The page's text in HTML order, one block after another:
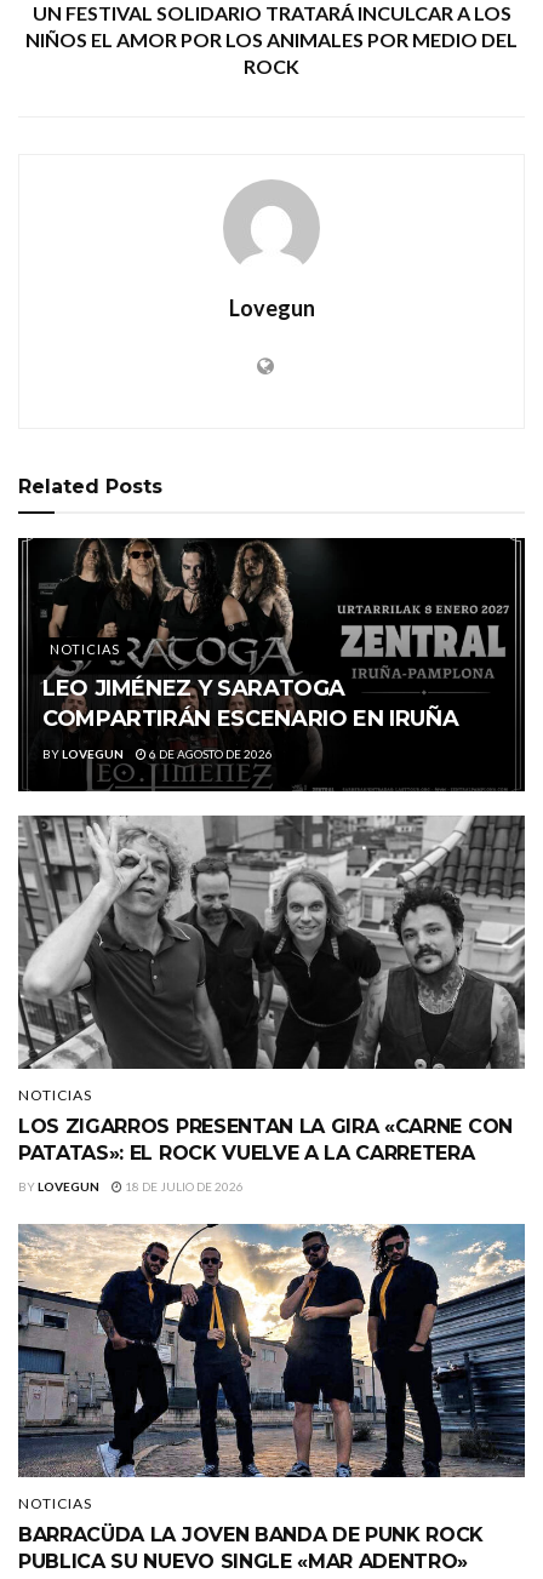
UN FESTIVAL SOLIDARIO TRATARÁ INCULCAR A LOS
NIÑOS EL AMOR POR LOS ANIMALES POR MEDIO DEL
ROCK
Lovegun
Related Posts
NOTICIAS
LEO JIMÉNEZ Y SARATOGA
COMPARTIRÁN ESCENARIO EN IRUÑA
BYLOVEGUN 6 DE AGOSTO DE 2026
NOTICIAS
LOS ZIGARROS PRESENTAN LA GIRA «CARNE CON
PATATAS»: EL ROCK VUELVE A LA CARRETERA
BYLOVEGUN 18 DE JULIO DE 2026
NOTICIAS
BARRACÜDA LA JOVEN BANDA DE PUNK ROCK
PUBLICA SU NUEVO SINGLE «MAR ADENTRO»